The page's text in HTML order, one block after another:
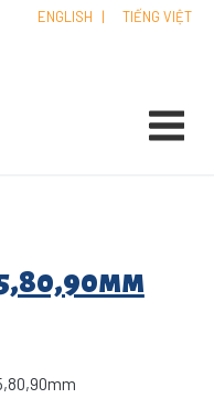
ENGLISH | TIẾNG VIỆT